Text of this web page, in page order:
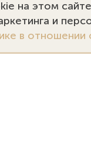
драгоценных
на этом
и
в